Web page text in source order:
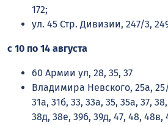
172;
ул. 45 Стр. Дивизии, 247/3,
с 10 по 14 августа
60 Армии ул, 28, 35, 37
Владимира Невского, 25а,
31а, 31б, 33, 33а, 35, 35а, 37,
38д, 38е, 39б, 39д, 47, 48, 48в,